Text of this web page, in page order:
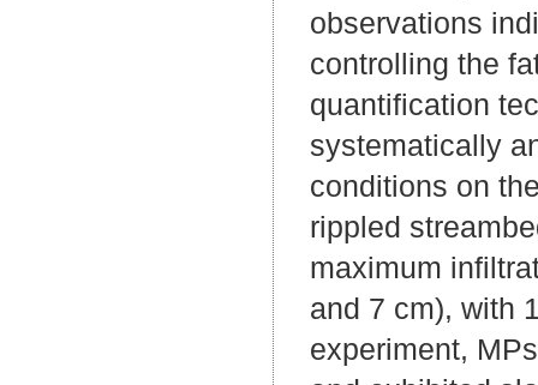
observations
controlling the
quantification
systematically
conditions on
rippled
maximum
and 7 cm), with
experiment,